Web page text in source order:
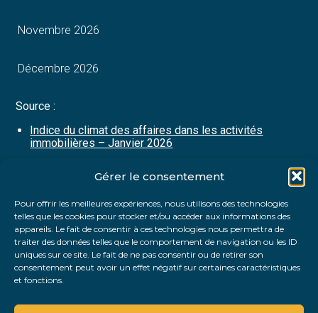
Gérer le consentement
Pour offrir les meilleures expériences, nous utilisons des technologies
telles que les cookies pour stocker et/ou accéder aux informations des
appareils. Le fait de consentir à ces technologies nous permettra de
traiter des données telles que le comportement de navigation ou les ID
uniques sur ce site. Le fait de ne pas consentir ou de retirer son
consentement peut avoir un effet négatif sur certaines caractéristiques
et fonctions.
Novembre 2026
Décembre 2026
Source :
Indice du climat des affaires dans les activités
immobilières – Janvier 2026
FaceBook
TwitterLinkedIn